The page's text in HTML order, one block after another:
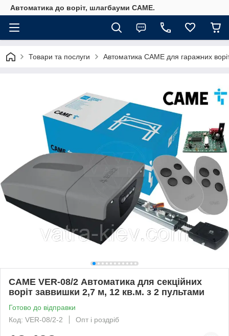
Автоматика до воріт, шлагбауми CAME.
Товари та послуги Автоматика САМЕ для гаражних
CAME VER-08/2 Автоматика для секційних
воріт заввишки 2,7 м, 12 кв.м. з 2 пультами
Готово до відправки
Код: VER-08/2-2
Опт і роздріб